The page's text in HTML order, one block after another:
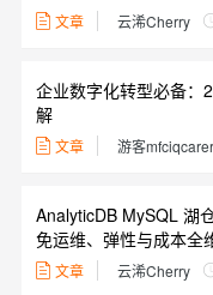
文章 云浠Cherry
企业数字化转型必备：
解
文章 游客
AnalyticDB MySQL 湖
免运维、弹性与成本全
文章 云浠Cherry